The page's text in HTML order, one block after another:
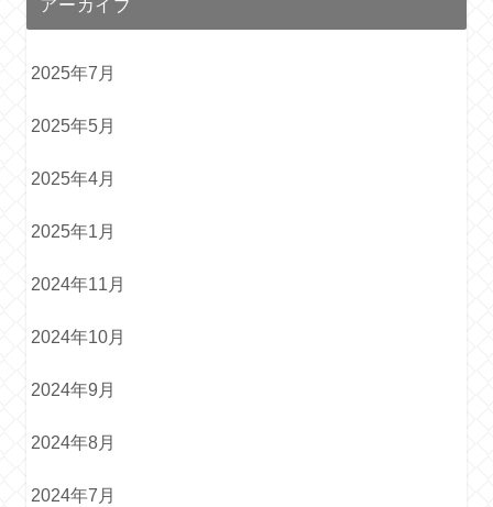
アーカイブ
2025年7月
2025年5月
2025年4月
2025年1月
2024年11月
2024年10月
2024年9月
2024年8月
2024年7月